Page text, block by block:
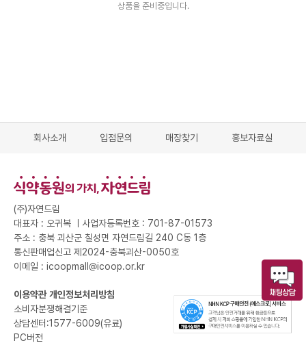
상품을 준비중입니다.
회사소개 입점문의 매장찾기 홍보자료실
(주)자연드림
대표자 : 오귀복 ㅣ 사업자등록번호 : 701-87-01573
주소 : 충북 괴산군 칠성면 자연드림길 240 C동 1층
통신판매업신고 제2024-충북괴산-0050호
이메일 : icoopmall@icoop.or.kr
이용약관 개인정보처리방침
소비자분쟁해결기준
상담센터:1577-6009(유료)
PC버전